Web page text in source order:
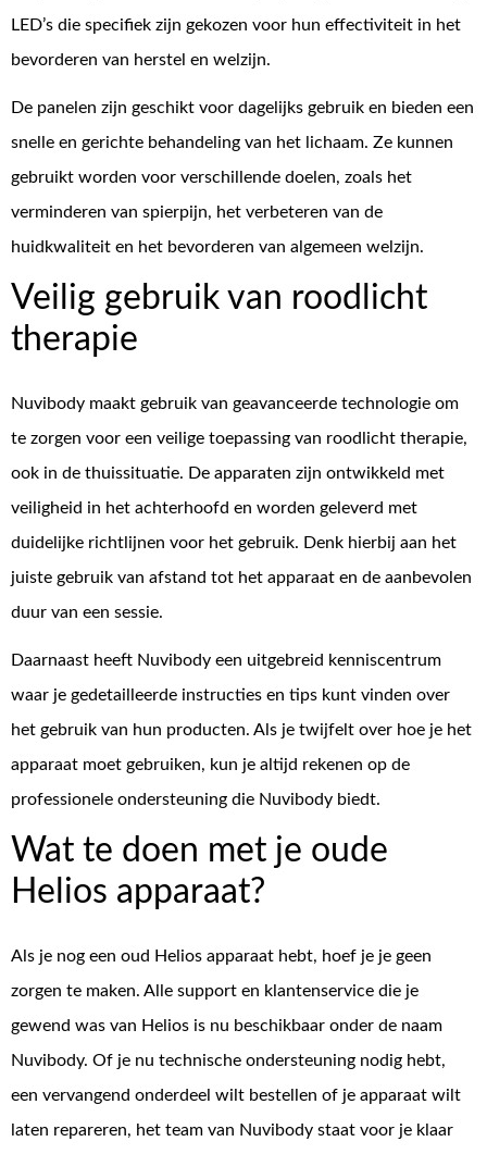
LED’s die specifiek zijn gekozen voor hun effectiviteit in het
bevorderen van herstel en welzijn.
De panelen zijn geschikt voor dagelijks gebruik en bieden een
snelle en gerichte behandeling van het lichaam. Ze kunnen
gebruikt worden voor verschillende doelen, zoals het
verminderen van spierpijn, het verbeteren van de
huidkwaliteit en het bevorderen van algemeen welzijn.
Veilig gebruik van roodlicht
therapie
Nuvibody maakt gebruik van geavanceerde technologie om
te zorgen voor een veilige toepassing van roodlicht therapie,
ook in de thuissituatie. De apparaten zijn ontwikkeld met
veiligheid in het achterhoofd en worden geleverd met
duidelijke richtlijnen voor het gebruik. Denk hierbij aan het
juiste gebruik van afstand tot het apparaat en de aanbevolen
duur van een sessie.
Daarnaast heeft Nuvibody een uitgebreid kenniscentrum
waar je gedetailleerde instructies en tips kunt vinden over
het gebruik van hun producten. Als je twijfelt over hoe je het
apparaat moet gebruiken, kun je altijd rekenen op de
professionele ondersteuning die Nuvibody biedt.
Wat te doen met je oude
Helios apparaat?
Als je nog een oud Helios apparaat hebt, hoef je je geen
zorgen te maken. Alle support en klantenservice die je
gewend was van Helios is nu beschikbaar onder de naam
Nuvibody. Of je nu technische ondersteuning nodig hebt,
een vervangend onderdeel wilt bestellen of je apparaat wilt
laten repareren, het team van Nuvibody staat voor je klaar